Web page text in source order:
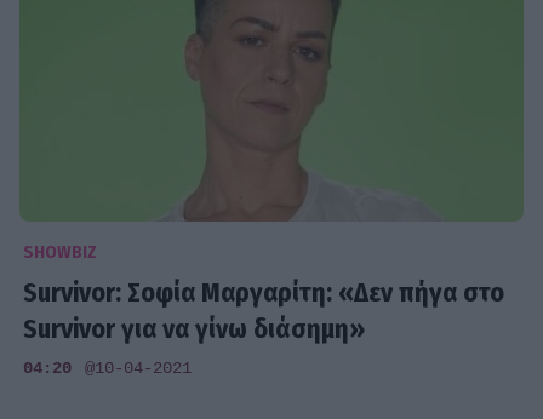
SHOWBIZ
Survivor: Σοφία Μαργαρίτη: «Δεν πήγα στο
Survivor για να γίνω διάσημη»
04:20 @10-04-2021